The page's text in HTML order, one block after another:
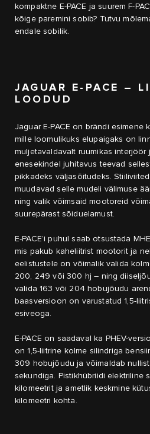
kompaktne E-PACE ja suurem F-
kõige paremini sobib? Tutvu
endale sobilik.
JAGUAR E-PACE –
LOODUD
Jaguar E-PACE on brändi esimene
mille loomulikuks elupaigaks on
muljetavaldavalt ruumikas
enesekindel juhitavus teevad
pikkadeks väljasõitudeks. Stiiliviited
muudavad selle mudeli välimuse
ning valik võimsaid mootoreid
suurepärast sõiduelamust.
E-PACE’i puhul saab otsustada
mis pakub kaheliitrist mootorit ja
eelistustele on võimalik valida
200, 249 või 300 hj – ning
valida 163 või 204 hobujõudu
baasversioon on varustatud 1,5-
esiveoga.
E-PACE on saadaval ka PHEV-
on 1,5-liitrine kolme silindriga
309 hobujõudu ja võimaldab
sekundiga. Pistikhübriidi elektriline
kilomeetrit ja ametlik keskmine
kilomeetri kohta.